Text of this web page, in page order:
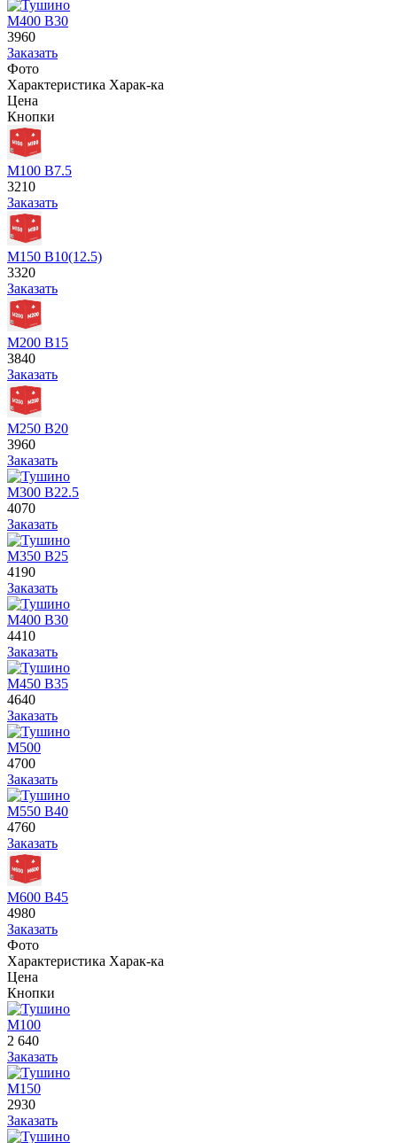
М400 В30
3960
Заказать
Фото
Характеристика Харак-ка
Цена
Кнопки
М100 В7.5
3210
Заказать
М150 В10(12.5)
3320
Заказать
М200 В15
3840
Заказать
М250 В20
3960
Заказать
М300 В22.5
4070
Заказать
М350 В25
4190
Заказать
М400 В30
4410
Заказать
М450 В35
4640
Заказать
М500
4700
Заказать
М550 В40
4760
Заказать
М600 В45
4980
Заказать
Фото
Характеристика Харак-ка
Цена
Кнопки
М100
2 640
Заказать
М150
2930
Заказать